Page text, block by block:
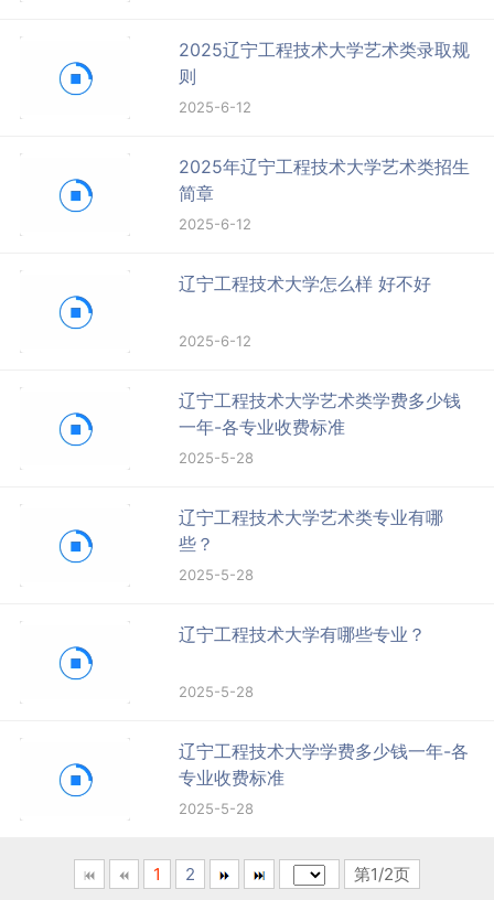
2025辽宁工程技术大学艺术类录取规
则
2025-6-12
2025年辽宁工程技术大学艺术类招生
简章
2025-6-12
辽宁工程技术大学怎么样 好不好
2025-6-12
辽宁工程技术大学艺术类学费多少钱
一年-各专业收费标准
2025-5-28
辽宁工程技术大学艺术类专业有哪
些？
2025-5-28
辽宁工程技术大学有哪些专业？
2025-5-28
辽宁工程技术大学学费多少钱一年-各
专业收费标准
2025-5-28
1 2 第1/2页